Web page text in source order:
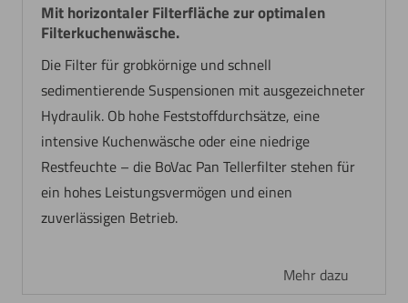
Mit horizontaler Filterfläche zur optimalen
Filterkuchenwäsche.
Die Filter für grobkörnige und schnell
sedimentierende Suspensionen mit ausgezeichneter
Hydraulik. Ob hohe Feststoffdurchsätze, eine
intensive Kuchenwäsche oder eine niedrige
Restfeuchte – die BoVac Pan Tellerfilter stehen für
ein hohes Leistungsvermögen und einen
zuverlässigen Betrieb.
Mehr dazu